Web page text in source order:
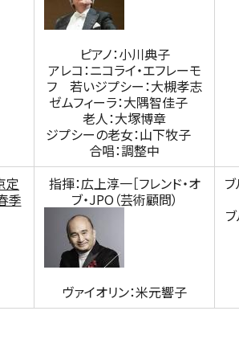
ピアノ：小川典子
アレコ：ニコライ・エフレーモ
フ 若いジプシー：大槻孝志
ゼムフィーラ：大隅智佳子
老人：大塚博章
ジプシーの老女：山下牧子
合唱：調整中
定
季
指揮：広上淳一［フレンド・オ
ブ・JPO（芸術顧問）
ヴァイオリン：米元響子